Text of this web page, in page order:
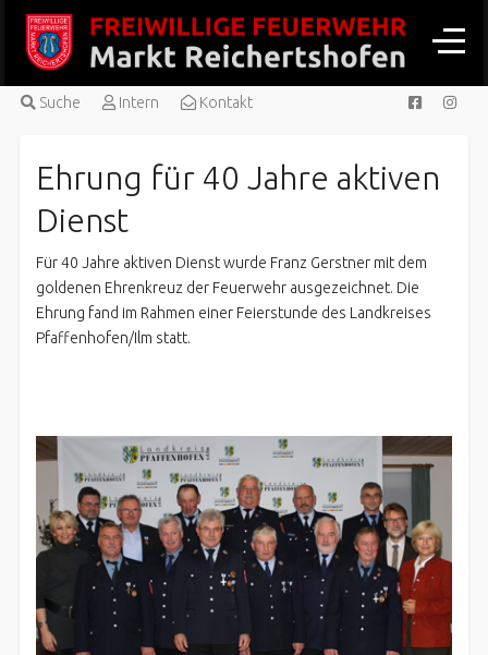
Suche Intern Kontakt
Ehrung für 40 Jahre aktiven
Dienst
Für 40 Jahre aktiven Dienst wurde Franz Gerstner mit dem
goldenen Ehrenkreuz der Feuerwehr ausgezeichnet. Die
Ehrung fand im Rahmen einer Feierstunde des Landkreises
Pfaffenhofen/Ilm statt.